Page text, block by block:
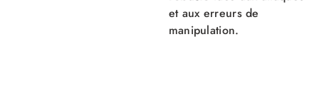
et aux erreurs de
manipulation.